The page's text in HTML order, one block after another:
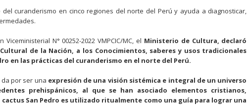
curanderismo en cinco regiones del norte del Perú y ayuda a diagnosticar,
Viceministerial N° 00252-2022 VMPCIC/MC, el Ministerio de Cultura, declaró
de la Nación, a los Conocimientos, saberes y usos tradicionales
en las prácticas del curanderismo en el norte del Perú.
por ser una expresión de una visión sistémica e integral de un universo
prehispánicos, al que se han asociado elementos cristianos,
San Pedro es utilizado ritualmente como una guía para lograr una